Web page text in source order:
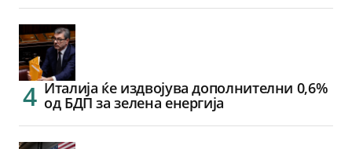
Италија ќе издвојува дополнителни 0,6%
од БДП за зелена енергија